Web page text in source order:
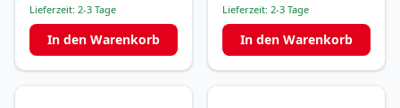
Lieferzeit: 2-3 Tage
In den Warenkorb
Lieferzeit: 2-3 Tage
In den Warenkorb